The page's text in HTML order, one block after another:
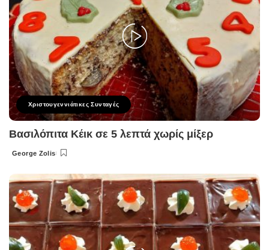
Χριστουγεννιάτικες Συνταγές
Βασιλόπιτα Κέικ σε 5 λεπτά χωρίς μίξερ
Posted
George Zolis